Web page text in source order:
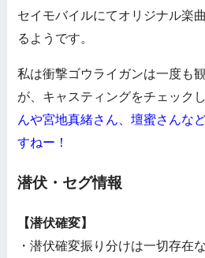
セイモバイルにてオリジナル楽
るようです。
私は衝撃ゴウライガンは一度も
が、キャスティングをチェック
んや宮地真緒さん、壇蜜さんな
すねー！
潜伏・セグ情報
【潜伏確変】
・潜伏確変振り分けは一切存在な